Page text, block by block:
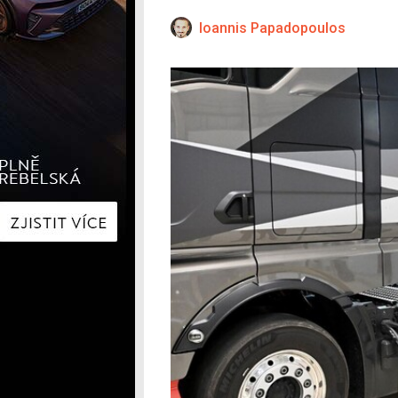
Kia
Peugeot
Renault
Škoda
Volkswagen
Kia
Renault
Škoda
Toyota
Volvo
Ostatní
Ioannis Papadopoulos